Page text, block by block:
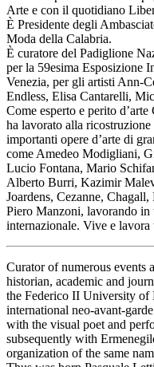
Arte e con il quotidiano
È Presidente degli
Moda della Calabria.
È curatore del Padiglione
per la 59esima Esposizione
Venezia, per gli artisti Ann-
Endless, Elisa Cantarelli,
Come esperto e perito
ha lavorato alla
importanti opere d’arte di
come Amedeo Modigliani,
Lucio Fontana, Mario
Alberto Burri, Kazimir
Joardens, Cezanne,
Piero Manzoni, lavorando in
internazionale. Vive e
Curator of numerous events
historian, academic and
the Federico II University of
international neo-avant-
with the visual poet and
subsequently with
organization of the same